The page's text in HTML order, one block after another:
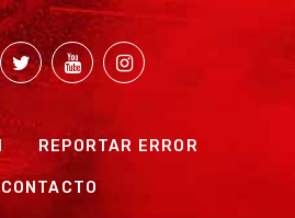
REPORTAR ERROR
CONTACTO